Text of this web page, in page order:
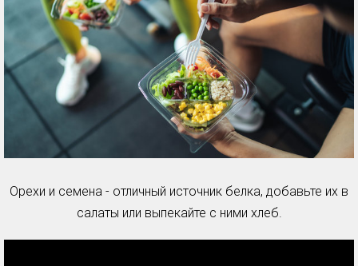
Орехи и семена - отличный источник белка, добавьте их в
салаты или выпекайте с ними хлеб.